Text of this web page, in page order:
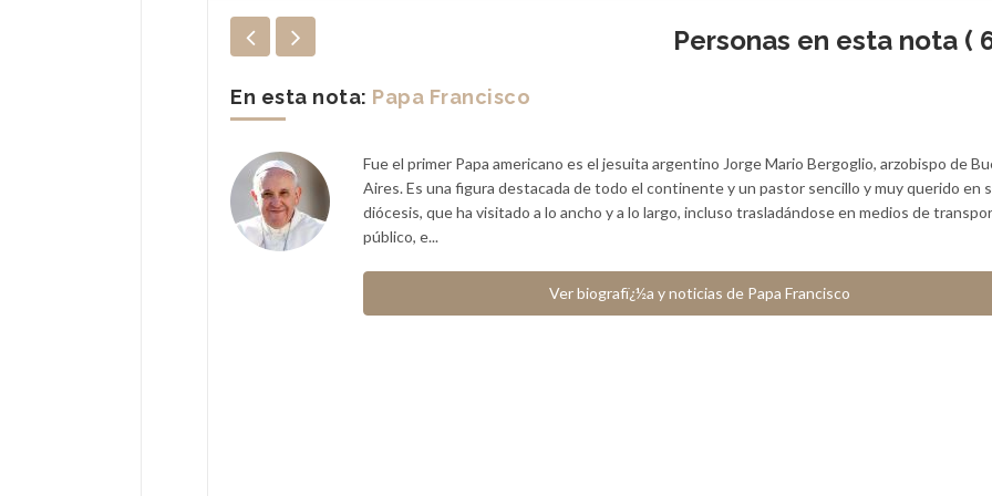
Personas en esta nota (
En esta nota: Papa Francisco
Fue el primer Papa americano es el jesuita argentino Jorge Mario Bergoglio, arzobispo de
Aires. Es una figura destacada de todo el continente y un pastor sencillo y muy querido en
diócesis, que ha visitado a lo ancho y a lo largo, incluso trasladándose en medios de
público, e...
Ver biografï¿½a y noticias de Papa Francisco